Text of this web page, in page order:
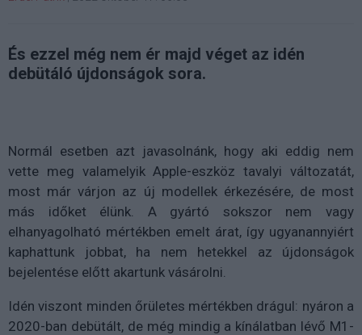
És ezzel még nem ér majd véget az idén
debütáló újdonságok sora.
Normál esetben azt javasolnánk, hogy aki eddig nem
vette meg valamelyik Apple-eszköz tavalyi változatát,
most már várjon az új modellek érkezésére, de most
más időket élünk. A gyártó sokszor nem vagy
elhanyagolható mértékben emelt árat, így ugyanannyiért
kaphattunk jobbat, ha nem hetekkel az újdonságok
bejelentése előtt akartunk vásárolni.
Idén viszont minden őrületes mértékben drágul: nyáron a
2020-ban debütált, de még mindig a kínálatban lévő M1-